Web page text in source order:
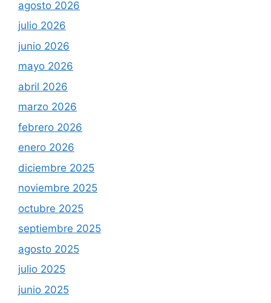
agosto 2026
julio 2026
junio 2026
mayo 2026
abril 2026
marzo 2026
febrero 2026
enero 2026
diciembre 2025
noviembre 2025
octubre 2025
septiembre 2025
agosto 2025
julio 2025
junio 2025